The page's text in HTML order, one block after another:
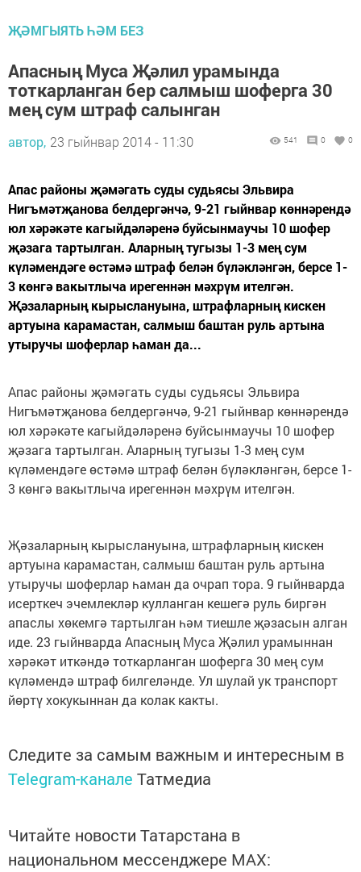
ҖӘМГЫЯТЬ ҺӘМ БЕЗ
Апасның Муса Җәлил урамында
тоткарланган бер салмыш шоферга 30
мең сум штраф салынган
автор, 23 гыйнвар 2014 - 11:30 541 0 0
Апас районы җәмәгать суды судьясы Эльвира
Нигъмәтҗанова белдергәнчә, 9-21 гыйнвар көннәрендә
юл хәрәкәте кагыйдәләренә буйсынмаучы 10 шофер
җәзага тартылган. Аларның тугызы 1-3 мең сум
күләмендәге өстәмә штраф белән бүләкләнгән, берсе 1-
3 көнгә вакытлыча ирегеннән мәхрүм ителгән.
Җәзаларның кырыслануына, штрафларның кискен
артуына карамастан, салмыш баштан руль артына
утыручы шоферлар һаман да...
Апас районы җәмәгать суды судьясы Эльвира
Нигъмәтҗанова белдергәнчә, 9-21 гыйнвар көннәрендә
юл хәрәкәте кагыйдәләренә буйсынмаучы 10 шофер
җәзага тартылган. Аларның тугызы 1-3 мең сум
күләмендәге өстәмә штраф белән бүләкләнгән, берсе 1-
3 көнгә вакытлыча ирегеннән мәхрүм ителгән.
Җәзаларның кырыслануына, штрафларның кискен
артуына карамастан, салмыш баштан руль артына
утыручы шоферлар һаман да очрап тора. 9 гыйнварда
исерткеч эчемлекләр кулланган кешегә руль биргән
апаслы хөкемгә тартылган һәм тиешле җәзасын алган
иде. 23 гыйнварда Апасның Муса Җәлил урамыннан
хәрәкәт иткәндә тоткарланган шоферга 30 мең сум
күләмендә штраф билгеләнде. Ул шулай ук транспорт
йөртү хокукыннан да колак какты.
Следите за самым важным и интересным в
Telegram-канале Татмедиа
Читайте новости Татарстана в
национальном мессенджере MАХ: